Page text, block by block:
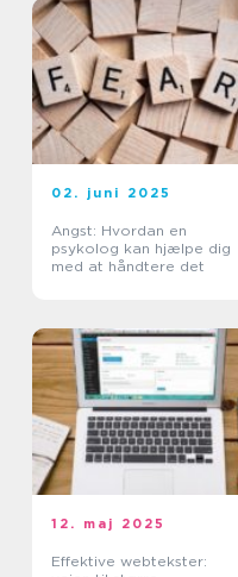
02. juni 2025
Angst: Hvordan en
psykolog kan hjælpe dig
med at håndtere det
12. maj 2025
Effektive webtekster: